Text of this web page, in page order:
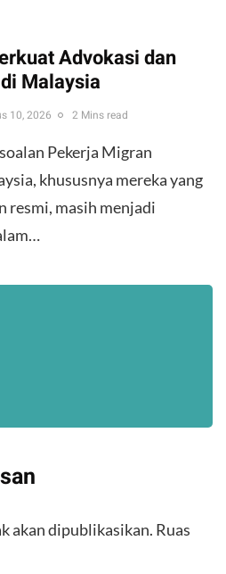
Advokasi dan
Malaysia
10, 2026 2 Mins read
Pekerja Migran
khususnya mereka yang
resmi, masih menjadi
akan dipublikasikan. Ruas